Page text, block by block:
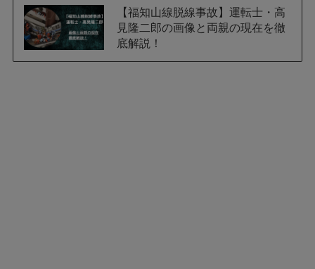
【福知山線脱線事故】運転士・高
見隆二郎の画像と両親の現在を徹
底解説！